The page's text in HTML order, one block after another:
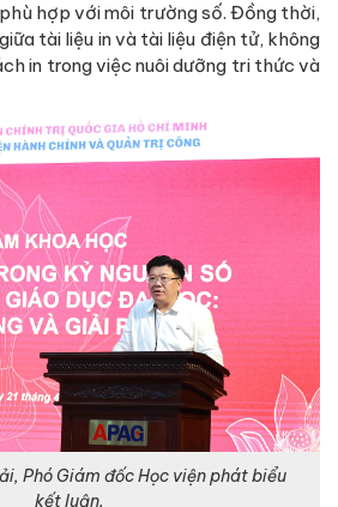
hợp với môi trường số. Đồng thời,
tài liệu in và tài liệu điện tử, không
in trong việc nuôi dưỡng tri thức và
Phó Giám đốc Học viện phát biểu
kết luận.